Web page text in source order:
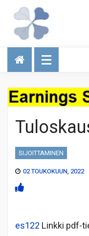
Talous
SIJOITTAMINEN
02 TOUKOKUUN, 2022
es122 Linkki pdf-